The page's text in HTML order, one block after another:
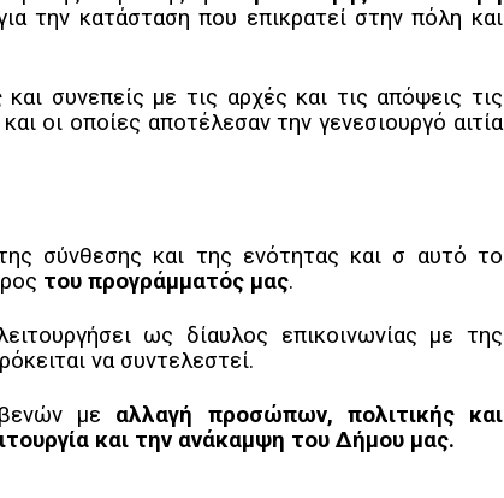
την κατάσταση που επικρατεί στην πόλη και
και συνεπείς με τις αρχές και τις απόψεις τις
οι οποίες αποτέλεσαν την γενεσιουργό αιτία
σύνθεσης και της ενότητας και σ αυτό το
του προγράμματός μας.
ως δίαυλος επικοινωνίας με της
να συντελεστεί.
με αλλαγή προσώπων, πολιτικής και
και την ανάκαμψη του Δήμου μας.